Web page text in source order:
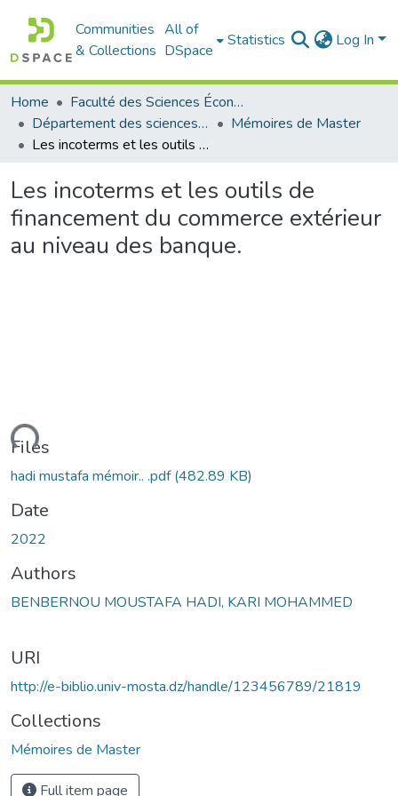
Communities
& Collections
All of
DSpace
Statistics Log In
Home
Faculté des Sciences Économiques Commerciales et des Sciences de Gestion
Département des sciences commerciales
Mémoires de Master
Les incoterms et les outils de financement du commerce extérieur au niveau des banque.
Les incoterms et les outils de
financement du commerce extérieur
au niveau des banque.
Files
hadi mustafa mémoir.. .pdf(482.89 KB)
Date
2022
Authors
BENBERNOU MOUSTAFA HADI, KARI MOHAMMED
URI
http://e-biblio.univ-mosta.dz/handle/123456789/21819
Collections
Mémoires de Master
Full item page